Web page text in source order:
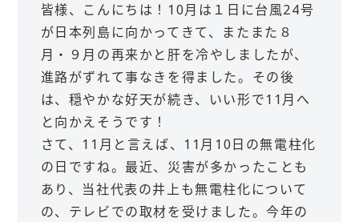
皆様、こんにちは！10月は１日に台風24号
が日本列島に向かってきて、またまた８
月・９月の再来かと肝を冷やしましたが、
進路がずれて事なきを得ました。その後
は、穏やかな好天が続き、いい形で11月へ
と向かえそうです！
さて、11月と言えば、11月10日の無電柱化
の日ですね。最近、災害が多かったことも
あり、当社代表の井上も無電柱化について
の、テレビでの取材を受けました。今年の